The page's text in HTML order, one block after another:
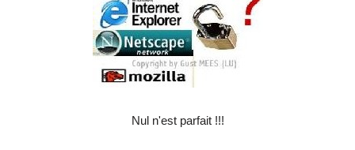
Nul n'est parfait !!!